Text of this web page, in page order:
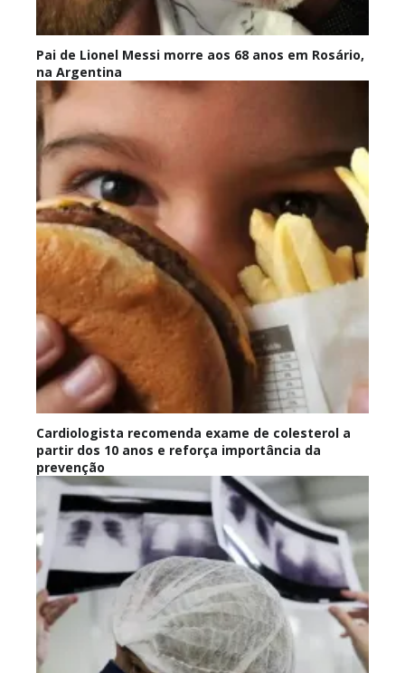
Pai de Lionel Messi morre aos 68 anos em Rosário,
na Argentina
Cardiologista recomenda exame de colesterol a
partir dos 10 anos e reforça importância da
prevenção